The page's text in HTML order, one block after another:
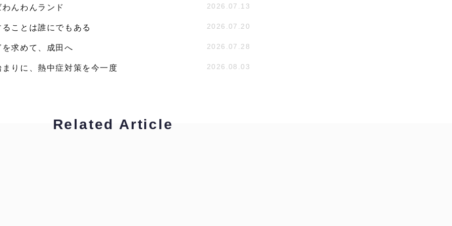
んわんランド 2026.07.13
ることは誰にでもある 2026.07.20
を求めて、成田へ 2026.07.28
まりに、熱中症対策を今一度 2026.08.03
Related Article